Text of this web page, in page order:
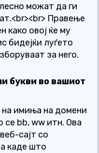
можат да ги
Правење
како овој ќе му
бидејќи луѓето
за него.
букви во вашиот
на имиња на домени
се bb, ww итн. Ова
сајт со
каде што